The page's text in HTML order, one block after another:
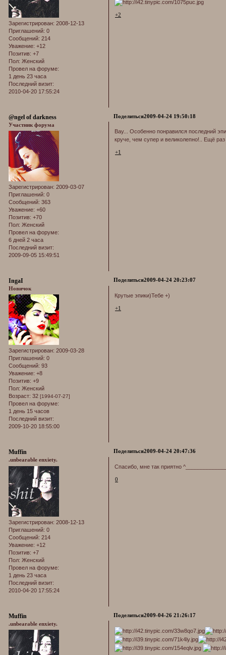
Зарегистрирован: 2008-12-13
Приглашений: 0
Сообщений: 214
Уважение: +12
Позитив: +7
Пол: Женский
Провел на форуме:
1 день 23 часа
Последний визит:
2010-04-20 17:55:24
+2
Поделиться2009-04-24 19:50:18
@ngel of darkness
Участник форума
Зарегистрирован: 2009-03-07
Приглашений: 0
Сообщений: 363
Уважение: +60
Позитив: +70
Пол: Женский
Провел на форуме:
6 дней 2 часа
Последний визит:
2009-09-05 15:49:51
Вау... Особенно понравился последний
круче, чем супер и великолепно!.. Ещё раз
+1
Поделиться2009-04-24 20:23:07
IngaI
Новичок
Зарегистрирован: 2009-03-28
Приглашений: 0
Сообщений: 93
Уважение: +8
Позитив: +9
Пол: Женский
Возраст: 32 [1994-07-27]
Провел на форуме:
1 день 15 часов
Последний визит:
2009-10-20 18:55:00
Крутые эпики)Тебе +)
+1
Поделиться2009-04-24 20:47:36
Muffin
.unbearable enxiety.
Зарегистрирован: 2008-12-13
Приглашений: 0
Сообщений: 214
Уважение: +12
Позитив: +7
Пол: Женский
Провел на форуме:
1 день 23 часа
Последний визит:
2010-04-20 17:55:24
Спасибо, мне так приятно
0
Поделиться2009-04-26 21:26:17
Muffin
.unbearable enxiety.